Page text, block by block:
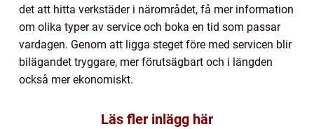
det att hitta verkstäder i närområdet, få mer information
om olika typer av service och boka en tid som passar
vardagen. Genom att ligga steget före med servicen blir
bilägandet tryggare, mer förutsägbart och i längden
också mer ekonomiskt.
Läs fler inlägg här